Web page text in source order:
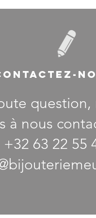
question,
à nous
+32 63 22 55